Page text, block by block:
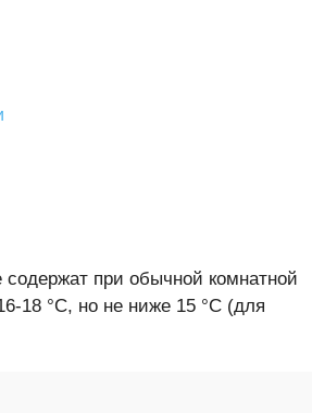
при обычной комнатной
18 °C, но не ниже 15 °C (для